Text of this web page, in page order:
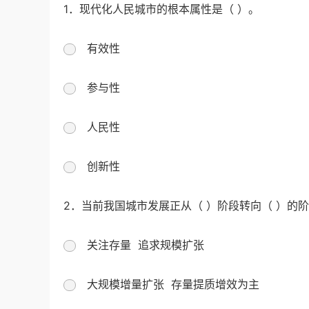
1．现代化人民城市的根本属性是（ ）。
有效性
参与性
人民性
创新性
2．当前我国城市发展正从（ ）阶段转向（ ）的
关注存量 追求规模扩张
大规模增量扩张 存量提质增效为主